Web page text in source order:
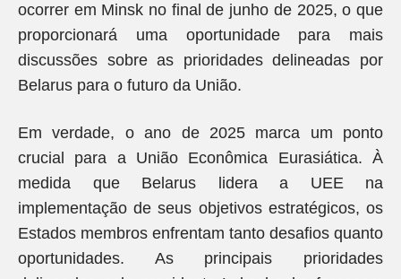
ocorrer em Minsk no final de junho de 2025, o que
proporcionará uma oportunidade para mais
discussões sobre as prioridades delineadas por
Belarus para o futuro da União.
Em verdade, o ano de 2025 marca um ponto
crucial para a União Econômica Eurasiática. À
medida que Belarus lidera a UEE na
implementação de seus objetivos estratégicos, os
Estados membros enfrentam tanto desafios quanto
oportunidades. As principais prioridades